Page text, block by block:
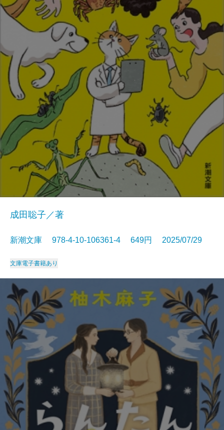
成田聡子／著
新潮文庫 978-4-10-106361-4 649円 2025/07/29
文庫電子書籍あり